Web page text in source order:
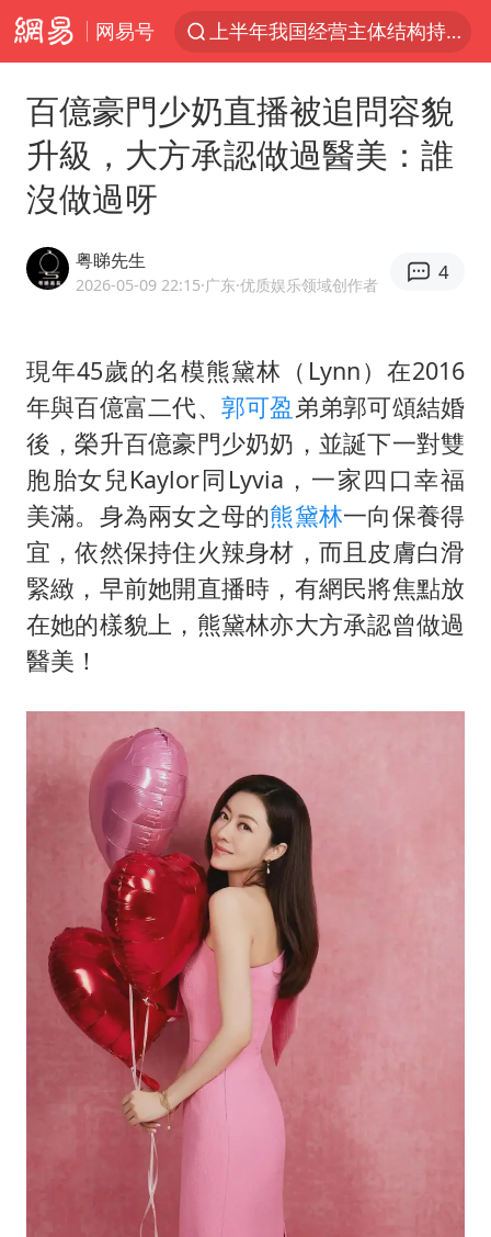
网易号
王传君 《披荆斩棘》
白海豚预计将在浙江苍南到三门一带登陆
今日15时起福州地铁高架区段停运
上门女婿出轨女邻居多年被判重婚罪
王艺迪无缘横滨赛决赛
泰国：高度重视中国游客旅游体验
上海大部迎大暴雨
《龙餐馆》 冲奖
蒯曼挺进WTT横滨冠军赛女单四强
以军士兵把枪口对准中国记者
笔试第一被劝弃考涉事副校长被撤职
构建更高水平的全民健身公共服务体系
百億豪門少奶直播被追問容貌
升級，大方承認做過醫美：誰
沒做過呀
粤睇先生
2026-05-09 22:15·广东·优质娱乐领域创作者
4
現年45歲的名模熊黛林（Lynn）在2016
年與百億富二代、 郭可盈弟弟郭可頌結婚
後，榮升百億豪門少奶奶，並誕下一對雙
胞胎女兒Kaylor同Lyvia，一家四口幸福
美滿。身為兩女之母的熊黛林一向保養得
宜，依然保持住火辣身材，而且皮膚白滑
緊緻，早前她開直播時，有網民將焦點放
在她的樣貌上，熊黛林亦大方承認曾做過
醫美！